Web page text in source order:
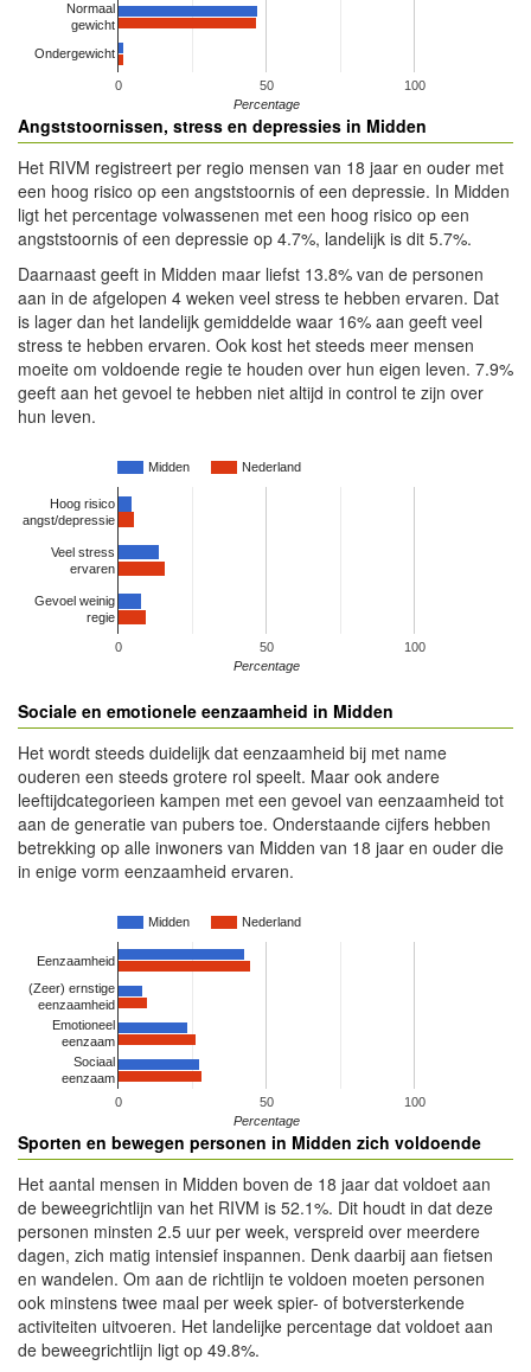
0 50 100
Normaal
gewicht
Ondergewicht
Percentage
Angststoornissen, stress en depressies in Midden
Het RIVM registreert per regio mensen van 18 jaar en ouder met
een hoog risico op een angststoornis of een depressie. In Midden
ligt het percentage volwassenen met een hoog risico op een
angststoornis of een depressie op 4.7%, landelijk is dit 5.7%.
Daarnaast geeft in Midden maar liefst 13.8% van de personen
aan in de afgelopen 4 weken veel stress te hebben ervaren. Dat
is lager dan het landelijk gemiddelde waar 16% aan geeft veel
stress te hebben ervaren. Ook kost het steeds meer mensen
moeite om voldoende regie te houden over hun eigen leven. 7.9%
geeft aan het gevoel te hebben niet altijd in control te zijn over
hun leven.
Midden Nederland
0 50 100
Hoog risico
angst/depressie
Veel stress
ervaren
Gevoel weinig
regie
Percentage
Sociale en emotionele eenzaamheid in Midden
Het wordt steeds duidelijk dat eenzaamheid bij met name
ouderen een steeds grotere rol speelt. Maar ook andere
leeftijdcategorieen kampen met een gevoel van eenzaamheid tot
aan de generatie van pubers toe. Onderstaande cijfers hebben
betrekking op alle inwoners van Midden van 18 jaar en ouder die
in enige vorm eenzaamheid ervaren.
Midden Nederland
0 50 100
Eenzaamheid
(Zeer) ernstige
eenzaamheid
Emotioneel
eenzaam
Sociaal
eenzaam
Percentage
Sporten en bewegen personen in Midden zich voldoende
Het aantal mensen in Midden boven de 18 jaar dat voldoet aan
de beweegrichtlijn van het RIVM is 52.1%. Dit houdt in dat deze
personen minsten 2.5 uur per week, verspreid over meerdere
dagen, zich matig intensief inspannen. Denk daarbij aan fietsen
en wandelen. Om aan de richtlijn te voldoen moeten personen
ook minstens twee maal per week spier- of botversterkende
activiteiten uitvoeren. Het landelijke percentage dat voldoet aan
de beweegrichtlijn ligt op 49.8%.